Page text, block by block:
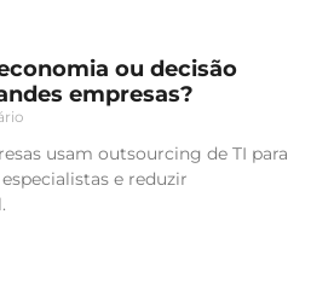
ou decisão
empresas?
usam outsourcing de TI para
e reduzir